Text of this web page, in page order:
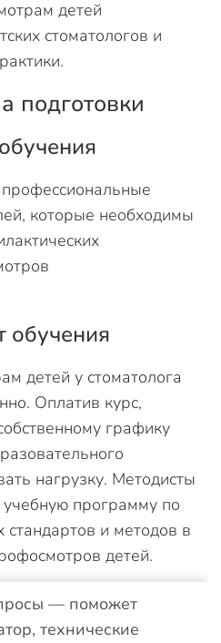
детей
стоматологов и
подготовки
которые необходимы
обучения
детей у стоматолога
Оплатив курс,
графику
нагрузку. Методисты
программу по
и методов в
детей.
— поможет
технические